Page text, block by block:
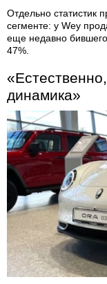
Отдельно статистик
сегменте: у Wey
еще недавно
47%.
динамика»